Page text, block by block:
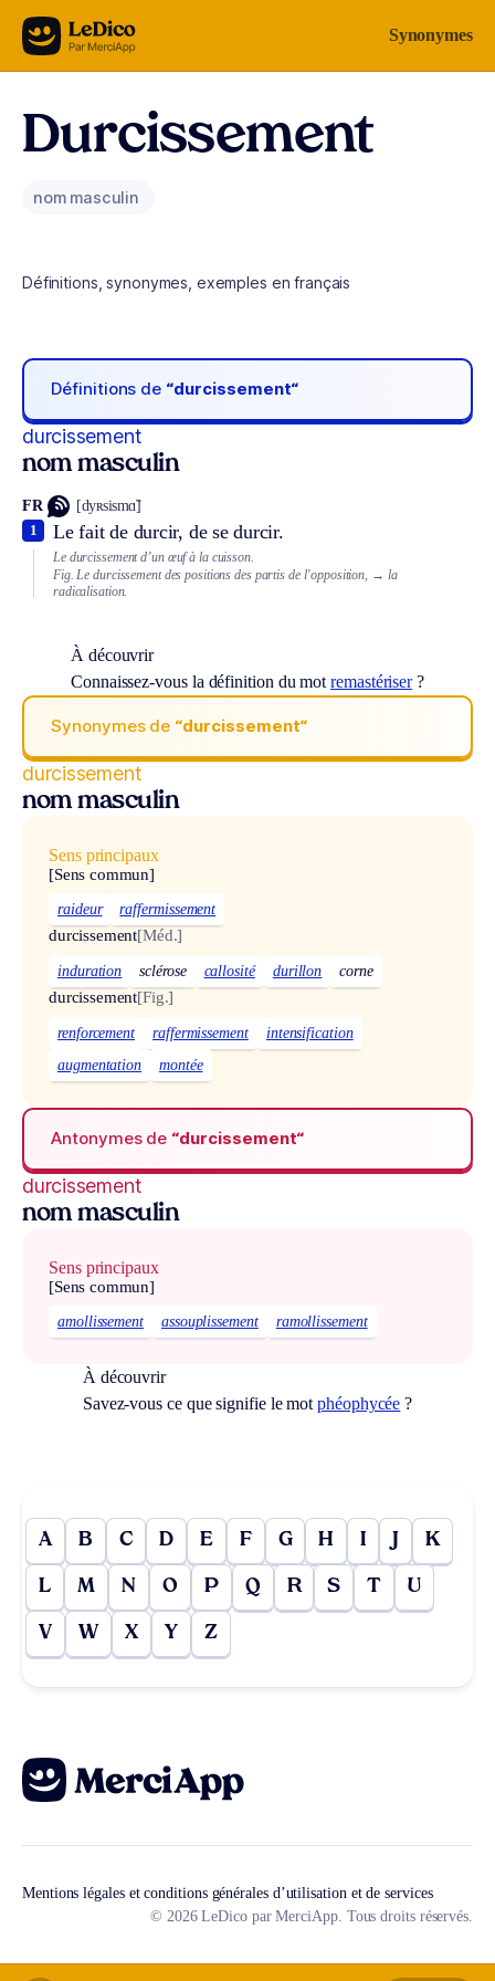
Aller au contenu Synonymes
Durcissement
nom masculin
Définitions, synonymes, exemples en français
Définitions de “durcissement“
durcissement
nom masculin
FR [dyʀsismɑ̃]
Le fait de durcir, de se durcir.
1
Le durcissement d’un œuf à la cuisson.
Fig. Le durcissement des positions des partis de l’opposition, → la
radicalisation.
À découvrir
Connaissez-vous la définition du motremastériser?
Synonymes de “durcissement“
durcissement
nom masculin
Sens principaux
[Sens commun]
raideur raffermissement
durcissement[Méd.]
induration sclérose callosité durillon corne
durcissement[Fig.]
renforcement raffermissement
intensification
augmentation
montée
Antonymes de “durcissement“
durcissement
nom masculin
Sens principaux
[Sens commun]
amollissement assouplissement ramollissement
À découvrir
Savez-vous ce que signifie le motphéophycée ?
A B C D E F G H I J K
L M N O P Q R S T U
V W X Y Z
Mentions légales et conditions générales d’utilisation et de services
© 2026 LeDico par MerciApp. Tous droits réservés.